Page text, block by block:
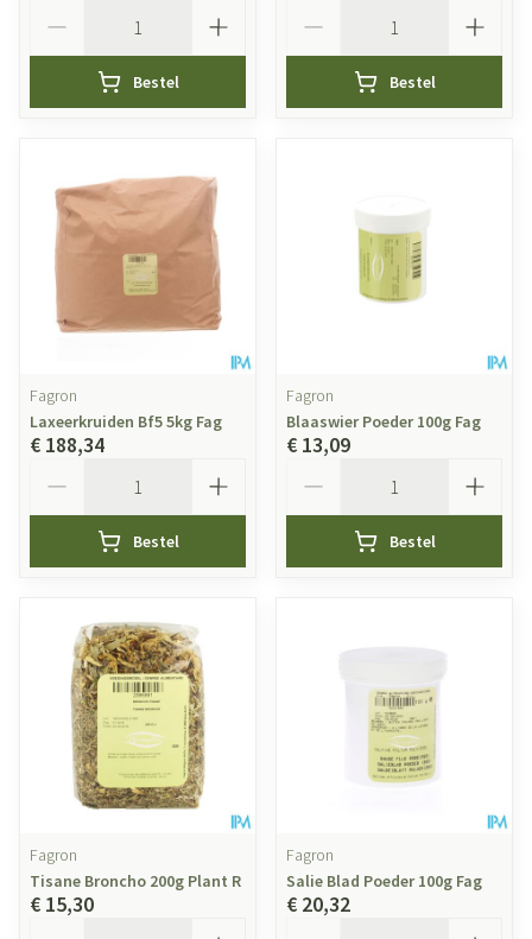
Bestel Bestel
Fagron
Laxeerkruiden Bf5 5kg Fag
€ 188,34
Bestel
Fagron
Blaaswier Poeder 100g Fag
€ 13,09
Bestel
Fagron
Tisane Broncho 200g Plant R
€ 15,30
Fagron
Salie Blad Poeder 100g Fag
€ 20,32